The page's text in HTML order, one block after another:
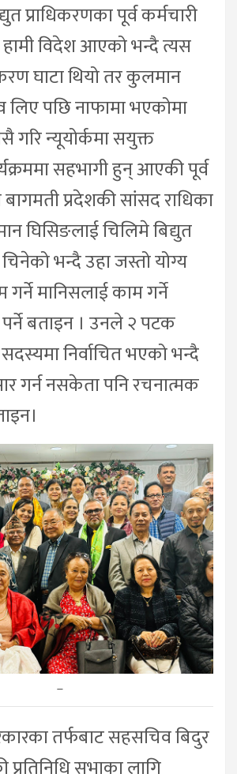
प्राधिकरणका पूर्व कर्मचारी
विदेश आएको भन्दै त्यस
घाटा थियो तर कुलमान
लिए पछि नाफामा भएकोमा
गरि न्यूयोर्कमा सयुक्त
सहभागी हुन् आएकी पूर्व
बागमती प्रदेशकी सांसद राधिका
घिसिङलाई चिलिमे बिद्युत
भन्दै उहा जस्तो योग्य
गर्ने मानिसलाई काम गर्ने
बताइन । उनले २ पटक
निर्वाचित भएको भन्दै
गर्न नसकेता पनि रचनात्मक
–
तर्फबाट सहसचिव बिदुर